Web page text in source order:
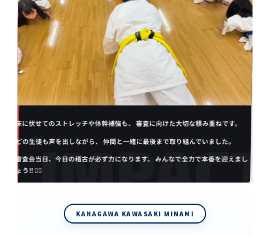
床に伏せてのストレッチや体幹補強も、 審査に向けた大切な積み重ねです。
どの生徒も声を出しながら、 仲間と一緒に最後まで取り組んでいました。
審査会当日、今日の稽古が必ず力になります。 みんなで全力で本番を迎えまし
ょう‼️ 👍🏼
KANAGAWA KAWASAKI MINAMI